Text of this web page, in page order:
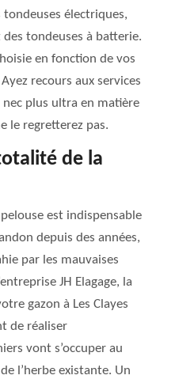
électriques,
tondeuses à batterie.
en fonction de vos
recours aux services
nec plus ultra en matière
le regretterez pas.
de la
est indispensable
depuis des années,
par les mauvaises
JH Elagage, la
gazon à Les Clayes
de réaliser
vont s’occuper au
l’herbe existante. Un